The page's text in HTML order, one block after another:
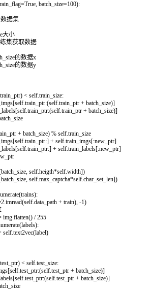
=True, batch_size=100):
据集
大小
集获取数据
的数据x
的数据y
train_ptr) < self.train_size:
[self.train_ptr:(self.train_ptr + batch_size)]
[self.train_ptr:(self.train_ptr + batch_size)]
+ batch_size) % self.train_size
[self.train_ptr:] + self.train_imgs[:new_ptr]
[self.train_ptr:] + self.train_labels[:new_ptr]
[batch_size, self.heigth*self.width])
[batch_size, self.max_captcha*self.char_set_len])
(trains):
.imread(self.data_path + train), -1)
img.flatten() / 255
(labels):
self.text2vec(label)
test_ptr) < self.test_size:
[self.test_ptr:(self.test_ptr + batch_size)]
[self.test_ptr:(self.test_ptr + batch_size)]